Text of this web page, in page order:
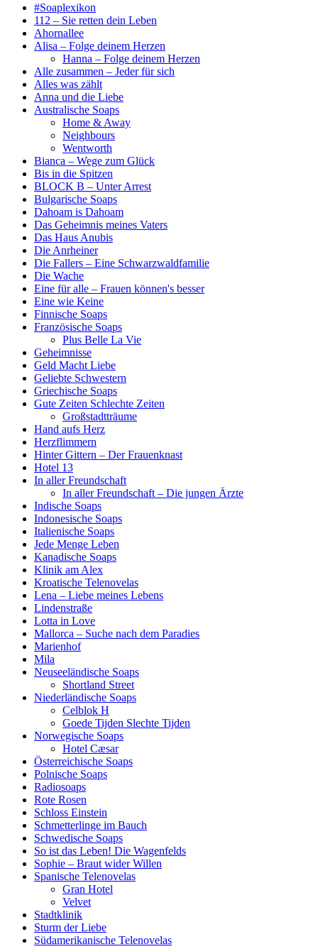
#Soaplexikon
112 – Sie retten dein Leben
Ahornallee
Alisa – Folge deinem Herzen
Hanna – Folge deinem Herzen
Alle zusammen – Jeder für sich
Alles was zählt
Anna und die Liebe
Australische Soaps
Home & Away
Neighbours
Wentworth
Bianca – Wege zum Glück
Bis in die Spitzen
BLOCK B – Unter Arrest
Bulgarische Soaps
Dahoam is Dahoam
Das Geheimnis meines Vaters
Das Haus Anubis
Die Anrheiner
Die Fallers – Eine Schwarzwaldfamilie
Die Wache
Eine für alle – Frauen können's besser
Eine wie Keine
Finnische Soaps
Französische Soaps
Plus Belle La Vie
Geheimnisse
Geld Macht Liebe
Geliebte Schwestern
Griechische Soaps
Gute Zeiten Schlechte Zeiten
Großstadtträume
Hand aufs Herz
Herzflimmern
Hinter Gittern – Der Frauenknast
Hotel 13
In aller Freundschaft
In aller Freundschaft – Die jungen Ärzte
Indische Soaps
Indonesische Soaps
Italienische Soaps
Jede Menge Leben
Kanadische Soaps
Klinik am Alex
Kroatische Telenovelas
Lena – Liebe meines Lebens
Lindenstraße
Lotta in Love
Mallorca – Suche nach dem Paradies
Marienhof
Mila
Neuseeländische Soaps
Shortland Street
Niederländische Soaps
Celblok H
Goede Tijden Slechte Tijden
Norwegische Soaps
Hotel Cæsar
Österreichische Soaps
Polnische Soaps
Radiosoaps
Rote Rosen
Schloss Einstein
Schmetterlinge im Bauch
Schwedische Soaps
So ist das Leben! Die Wagenfelds
Sophie – Braut wider Willen
Spanische Telenovelas
Gran Hotel
Velvet
Stadtklinik
Sturm der Liebe
Südamerikanische Telenovelas